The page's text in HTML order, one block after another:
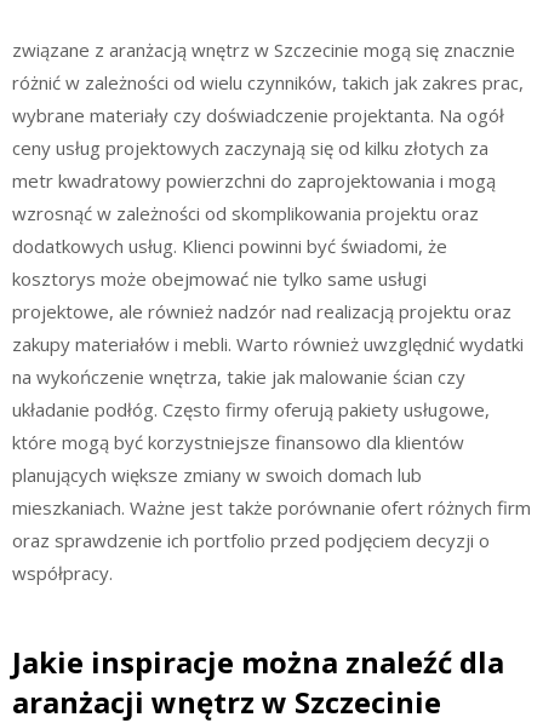
związane z aranżacją wnętrz w Szczecinie mogą się znacznie
różnić w zależności od wielu czynników, takich jak zakres prac,
wybrane materiały czy doświadczenie projektanta. Na ogół
ceny usług projektowych zaczynają się od kilku złotych za
metr kwadratowy powierzchni do zaprojektowania i mogą
wzrosnąć w zależności od skomplikowania projektu oraz
dodatkowych usług. Klienci powinni być świadomi, że
kosztorys może obejmować nie tylko same usługi
projektowe, ale również nadzór nad realizacją projektu oraz
zakupy materiałów i mebli. Warto również uwzględnić wydatki
na wykończenie wnętrza, takie jak malowanie ścian czy
układanie podłóg. Często firmy oferują pakiety usługowe,
które mogą być korzystniejsze finansowo dla klientów
planujących większe zmiany w swoich domach lub
mieszkaniach. Ważne jest także porównanie ofert różnych firm
oraz sprawdzenie ich portfolio przed podjęciem decyzji o
współpracy.
Jakie inspiracje można znaleźć dla
aranżacji wnętrz w Szczecinie